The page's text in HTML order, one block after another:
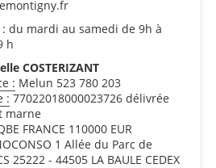
du mardi au samedi de 9h à
h
COSTERIZANT
: Melun 523 780 203
: 77022018000023726 délivrée
marne
FRANCE 110000 EUR
1 Allée du Parc de
25222 - 44505 LA BAULE CEDEX